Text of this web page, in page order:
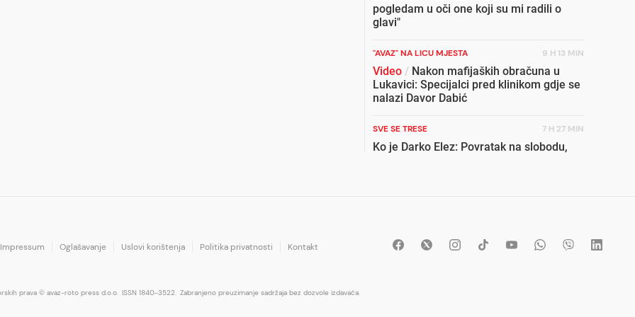
pogledam u oči one koji su mi radili o
glavi"
"AVAZ" NA LICU MJESTA 9 H 13 MIN
Video / Nakon mafijaških obračuna u
Lukavici: Specijalci pred klinikom gdje se
nalazi Davor Dabić
SVE SE TRESE 7 H 27 MIN
Ko je Darko Elez: Povratak na slobodu,
primitivci, opustite se, za neke od vas
riječ „orgazam“ očigledno znači isto što i
Impressum Oglašavanje Uslovi korištenja Politika privatnosti Kontakt
prava © avaz-roto press d.o.o. ISSN 1840-3522. Zabranjeno preuzimanje sadržaja bez dozvole izdavača.